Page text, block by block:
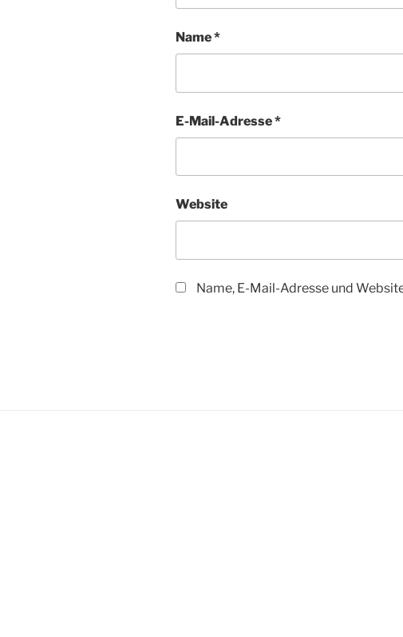
Name*
E-Mail-Adresse*
Website
Name, E-Mail-Adresse und